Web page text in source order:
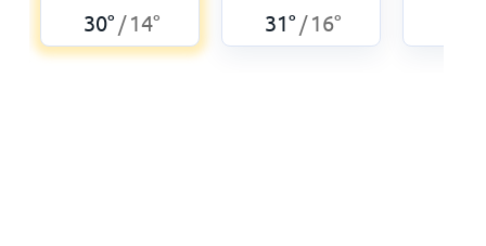
30° /14° 31° /16°